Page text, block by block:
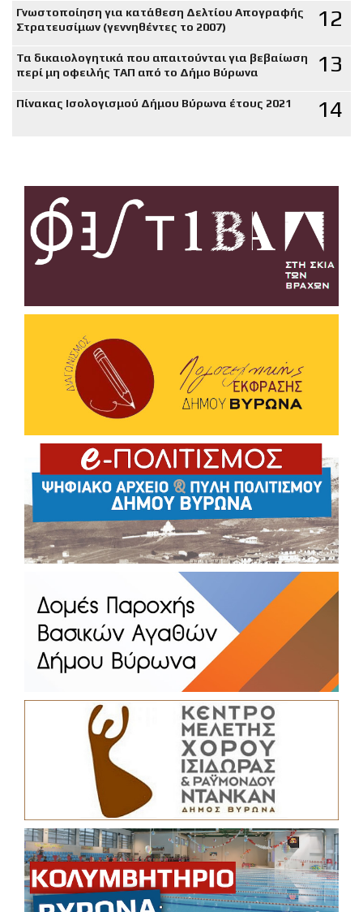
Γνωστοποίηση για κατάθεση Δελτίου Απογραφής
Στρατευσίμων (γεννηθέντες το 2007)
12
Τα δικαιολογητικά που απαιτούνται για βεβαίωση
περί μη οφειλής ΤΑΠ από το Δήμο Βύρωνα
13
Πίνακας Ισολογισμού Δήμου Βύρωνα έτους 2021 14